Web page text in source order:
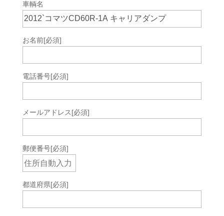
車輌名
お名前[必須]
電話番号[必須]
メールアドレス[必須]
郵便番号[必須]
都道府県[必須]